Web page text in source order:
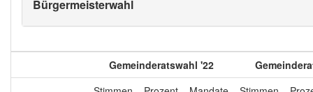
Bürgermeisterwahl
Gemeinderatswahl '22